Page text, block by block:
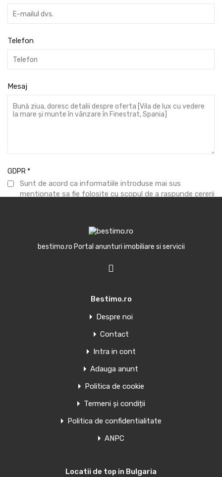
Telefon
Mesaj
GDPR*
Sunt de acord ca informatiile introduse mai sus
mentionate sa fie folosite cu scopul de a raspunde cererii
Trimite mesaj
Penthouse de vanzare in Torrevieja,
APARTAMENTE NOI ÎN TORREVIEJA Apartamente și
Suprafață
bestimo.ro Portal anunturi imobiliare si servicii
Bestimo.ro
Despre noi
Contact
Intra in cont
Adauga anunt
Politica de cookie
Termeni și condiții
Politica de confidentialitate
ANPC
Locatii de top in Bulgaria